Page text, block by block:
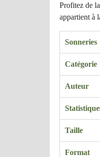
Profitez de
appartient à
Sonneries
Catégorie
Auteur
Taille
Format